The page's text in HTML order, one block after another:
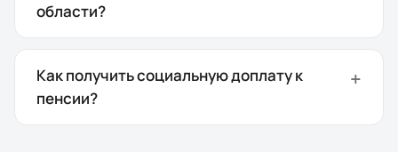
области?
Как получить социальную доплату к
пенсии?